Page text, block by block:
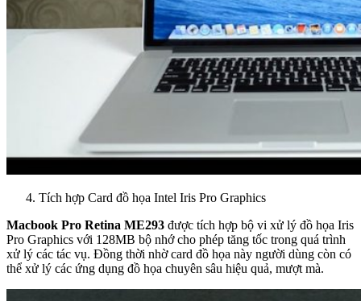
Tích hợp Card đồ họa Intel Iris Pro Graphics
Macbook Pro Retina ME293 được tích hợp bộ vi xử lý đồ họa Iris
Pro Graphics với 128MB bộ nhớ cho phép tăng tốc trong quá trình
xử lý các tác vụ. Đồng thời nhờ card đồ họa này người dùng còn có
thể xử lý các ứng dụng đồ họa chuyên sâu hiệu quả, mượt mà.